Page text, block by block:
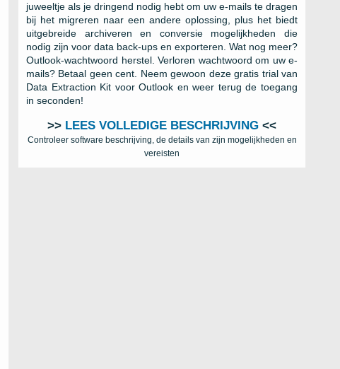
juweeltje als je dringend nodig hebt om uw e-mails te dragen
bij het migreren naar een andere oplossing, plus het biedt
uitgebreide archiveren en conversie mogelijkheden die
nodig zijn voor data back-ups en exporteren. Wat nog meer?
Outlook-wachtwoord herstel. Verloren wachtwoord om uw e-
mails? Betaal geen cent. Neem gewoon deze gratis trial van
Data Extraction Kit voor Outlook en weer terug de toegang
in seconden!
>> LEES VOLLEDIGE BESCHRIJVING <<
Controleer software beschrijving, de details van zijn mogelijkheden en
vereisten